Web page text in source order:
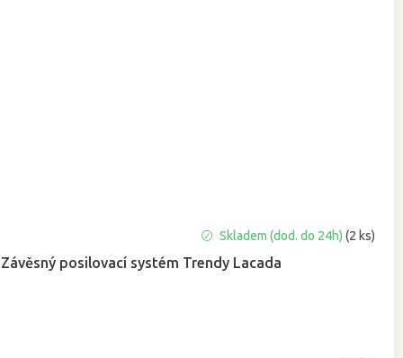
Závěsný posilovací systém Trendy Lacada
Skladem (dod. do 24h) (2 ks)